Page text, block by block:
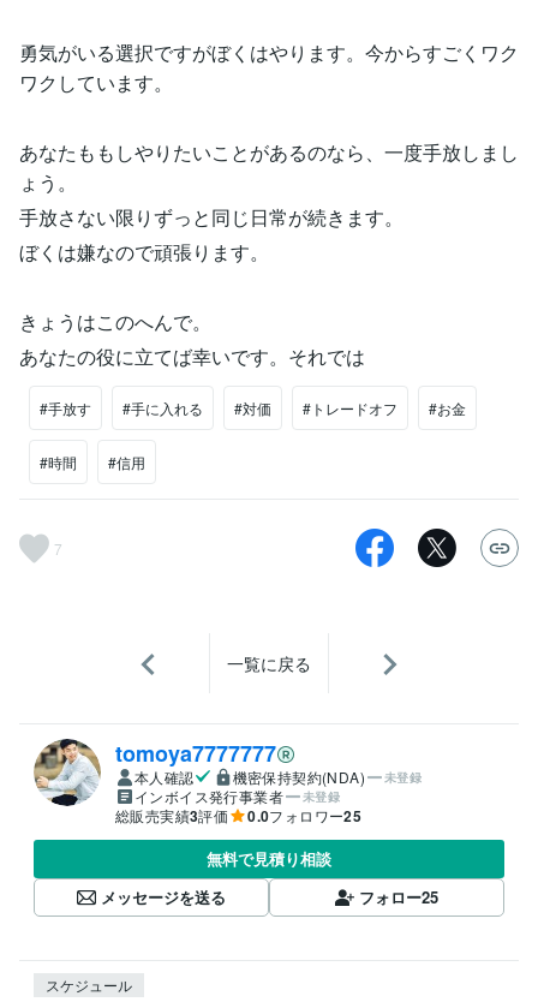
勇気がいる選択ですがぼくはやります。今からすごくワク
ワクしています。
あなたももしやりたいことがあるのなら、一度手放しまし
ょう。
手放さない限りずっと同じ日常が続きます。
ぼくは嫌なので頑張ります。
きょうはこのへんで。
あなたの役に立てば幸いです。それでは
#手放す #手に入れる #対価 #トレードオフ #お金
#時間 #信用
7
一覧に戻る
tomoya7777777
本人確認 機密保持契約(NDA) 未登録
インボイス発行事業者 未登録
総販売実績3評価 0.0フォロワー25
無料で見積り相談
メッセージを送る
フォロー25
スケジュール